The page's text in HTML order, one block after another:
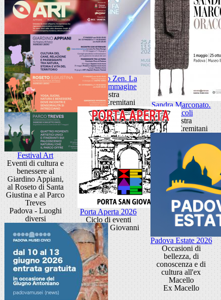
Giancarlo Zen. La
luce fa l'immagine
Mostra
Museo Eremitani
Sandra Marconato.
Oracoli
Mostra
Museo Eremitani
Festival Art
Eventi di cultura e
benessere al
Giardino Appiani,
al Roseto di Santa
Giustina e al Parco
Treves
Padova - Luoghi
diversi
Porta Aperta 2026
Ciclo di eventi
Porta San Giovanni
Padova Estate 2026
Occasioni di
bellezza, di
conoscenza e di
cultura all'ex
Macello
Ex Macello